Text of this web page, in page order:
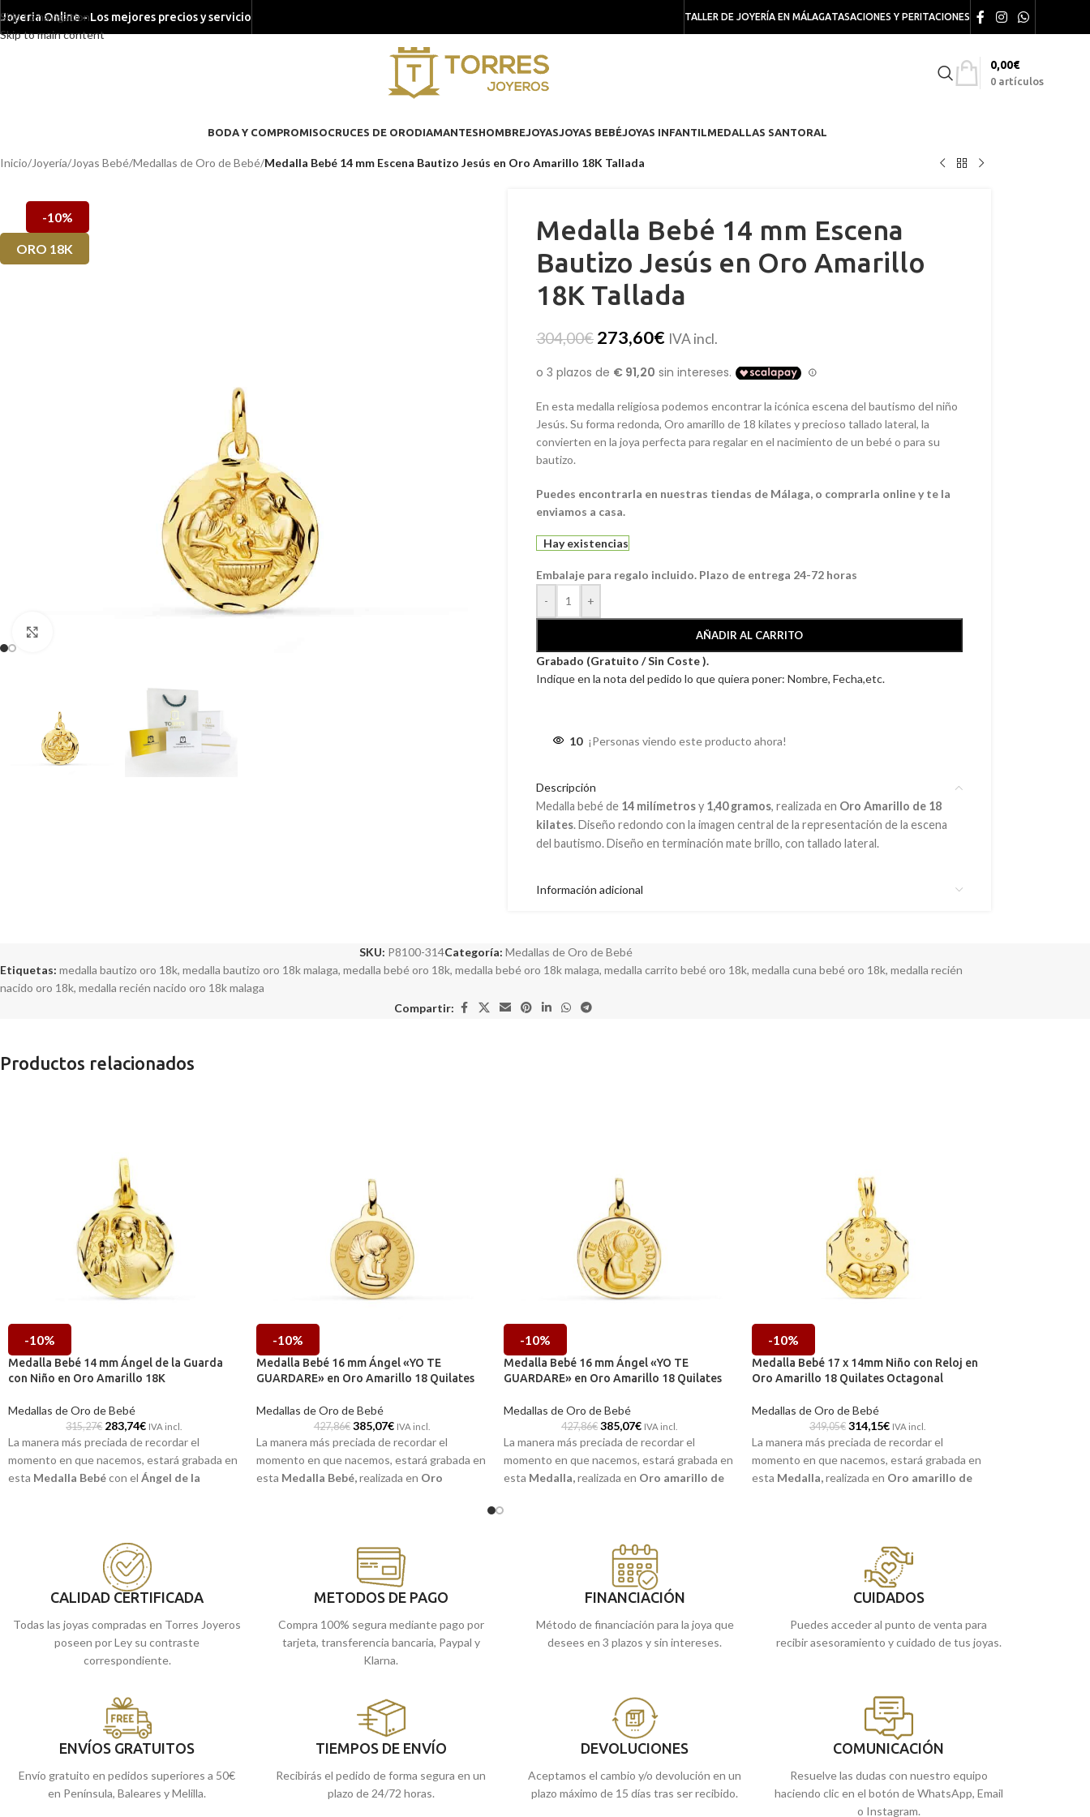
Skip to navigation
Skip to main content
Joyeria Online - Los mejores precios y servicio TALLER DE JOYERÍA EN MÁLAGATASACIONES Y PERITACIONES
0 artículos
0,00€
BODA Y COMPROMISOCRUCES DE ORODIAMANTESHOMBREJOYASJOYAS BEBÉJOYAS INFANTILMEDALLAS SANTORAL
Inicio/Joyería/Joyas Bebé/Medallas de Oro de Bebé/Medalla Bebé 14 mm Escena Bautizo Jesús en Oro Amarillo 18K Tallada
-10%
ORO 18K
Medalla Bebé 14 mm Escena
Bautizo Jesús en Oro Amarillo
18K Tallada
304,00€ 273,60€ IVA incl.
En esta medalla religiosa podemos encontrar la icónica escena del bautismo del niño
Jesús. Su forma redonda, Oro amarillo de 18 kilates y precioso tallado lateral, la
convierten en la joya perfecta para regalar en el nacimiento de un bebé o para su
bautizo.
Puedes encontrarla en nuestras tiendas de Málaga, o comprarla online y te la
enviamos a casa.
Hay existencias
Embalaje para regalo incluido. Plazo de entrega 24-72 horas
-
+
AÑADIR AL CARRITO
Grabado (Gratuito / Sin Coste ).
Indique en la nota del pedido lo que quiera poner: Nombre, Fecha,etc.
10 ¡Personas viendo este producto ahora!
Descripción
Medalla bebé de 14 milímetrosy 1,40 gramos, realizada en Oro Amarillo de 18
kilates. Diseño redondo con la imagen central de la representación de la escena
del bautismo. Diseño en terminación mate brillo, con tallado lateral.
Información adicional
SKU: P8100-314Categoría: Medallas de Oro de Bebé
Etiquetas: medalla bautizo oro 18k, medalla bautizo oro 18k malaga, medalla bebé oro 18k, medalla bebé oro 18k malaga, medalla carrito bebé oro 18k, medalla cuna bebé oro 18k, medalla recién
nacido oro 18k, medalla recién nacido oro 18k malaga
Compartir:
Productos relacionados
-10%
Medalla Bebé 14 mm Ángel de la Guarda
con Niño en Oro Amarillo 18K
Medallas de Oro de Bebé
315,27€ 283,74€ IVA incl.
La manera más preciada de recordar el
momento en que nacemos, estará grabada en
esta Medalla Bebécon el Ángel de la
Puedes encontrarla en nuestras tiendas
de Málaga, o comprarla online y te la
enviamos a casa.
-10%
Medalla Bebé 16 mm Ángel «YO TE
GUARDARE» en Oro Amarillo 18 Quilates
Medallas de Oro de Bebé
427,86€ 385,07€ IVA incl.
La manera más preciada de recordar el
momento en que nacemos, estará grabada en
esta Medalla Bebé,realizada en Oro
de Málaga y Melilla, o comprarla online y te
la enviamos a casa.
-10%
Medalla Bebé 16 mm Ángel «YO TE
GUARDARE» en Oro Amarillo 18 Quilates
Medallas de Oro de Bebé
427,86€ 385,07€ IVA incl.
La manera más preciada de recordar el
momento en que nacemos, estará grabada en
esta Medalla,realizada en Oro amarillo de
-10%
Medalla Bebé 17 x 14mm Niño con Reloj en
Oro Amarillo 18 Quilates Octagonal
Medallas de Oro de Bebé
349,05€ 314,15€ IVA incl.
La manera más preciada de recordar el
momento en que nacemos, estará grabada en
esta Medalla,realizada en Oro amarillo de
*Grabación incluida en el precio.
CALIDAD CERTIFICADA
Todas las joyas compradas en Torres Joyeros
poseen por Ley su contraste
correspondiente.
METODOS DE PAGO
Compra 100% segura mediante pago por
tarjeta, transferencia bancaria, Paypal y
Klarna.
FINANCIACIÓN
Método de financiación para la joya que
desees en 3 plazos y sin intereses.
CUIDADOS
Puedes acceder al punto de venta para
recibir asesoramiento y cuidado de tus joyas.
ENVÍOS GRATUITOS
Envío gratuito en pedidos superiores a 50€
en Península, Baleares y Melilla.
TIEMPOS DE ENVÍO
Recibirás el pedido de forma segura en un
plazo de 24/72 horas.
DEVOLUCIONES
Aceptamos el cambio y/o devolución en un
plazo máximo de 15 días tras ser recibido.
COMUNICACIÓN
Resuelve las dudas con nuestro equipo
haciendo clic en el botón de WhatsApp, Email
o Instagram.